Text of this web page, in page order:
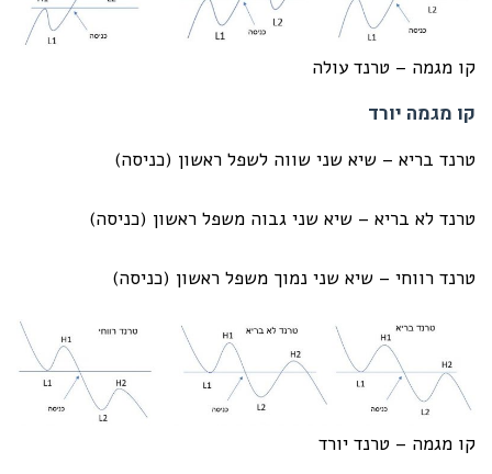
קו מגמה – טרנד עולה
קו מגמה יורד
טרנד בריא – שיא שני שווה לשפל ראשון (כניסה)
טרנד לא בריא – שיא שני גבוה משפל ראשון (כניסה)
טרנד רווחי – שיא שני נמוך משפל ראשון (כניסה)
קו מגמה – טרנד יורד